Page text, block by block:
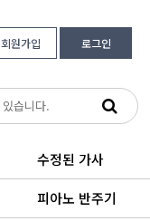
회원가입 로그인
수정된 가사
피아노 반주기